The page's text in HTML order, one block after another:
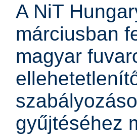
A NiT
márciusban
magyar
gyűjtéséhez